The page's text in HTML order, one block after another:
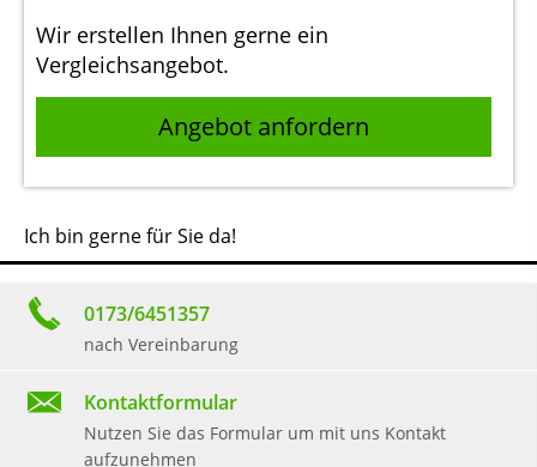
Wir erstellen Ihnen gerne ein
Vergleichsangebot.
Angebot anfordern
Ich bin gerne für Sie da!
0173/6451357
nach Vereinbarung
Kontaktformular
Nutzen Sie das Formular um mit uns Kontakt
aufzunehmen